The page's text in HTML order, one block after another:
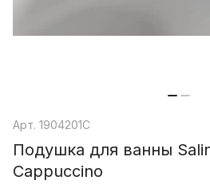
Арт. 1904201C
Подушка для ванны
Cappuccino